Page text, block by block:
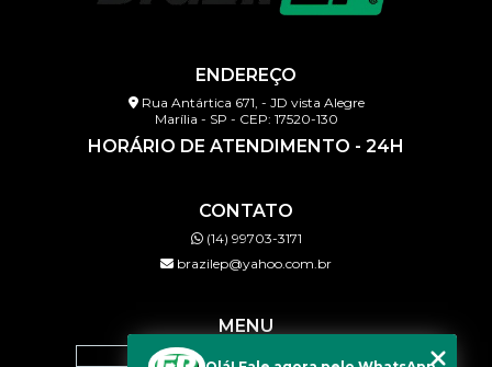
ENDEREÇO
Rua Antártica 671, - JD vista Alegre
Marília - SP - CEP: 17520-130
HORÁRIO DE ATENDIMENTO - 24H
CONTATO
(14) 99703-3171
brazilep@yahoo.com.br
MENU
HOME